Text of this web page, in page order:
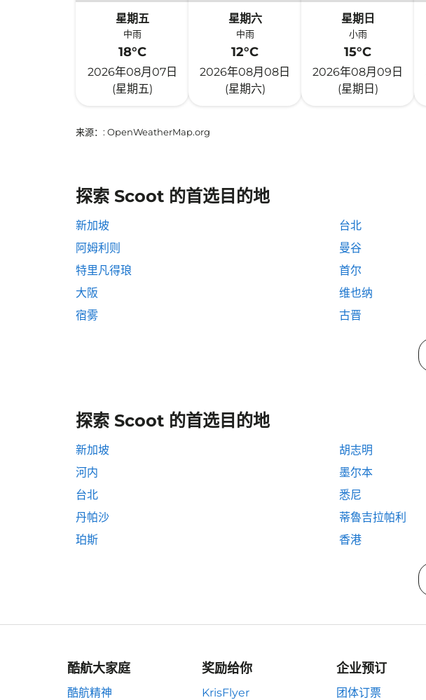
星期五
中雨
18°C
2026年08月07日
(星期五)
星期六
中雨
12°C
2026年08月08日
(星期六)
星期日
小雨
15°C
2026年08月09日
(星期日)
来源： : OpenWeatherMap.org
探索 Scoot 的首选目的地
新加坡 台北
阿姆利则
曼谷
特里凡得琅
首尔
大阪
维也纳
宿雾
古晋
探索 Scoot 的首选目的地
新加坡 胡志明
河内
墨尔本
台北
悉尼
丹帕沙
蒂魯吉拉帕利
珀斯
香港
酷航大家庭
酷航精神
奖励给你
KrisFlyer
企业预订
团体订票